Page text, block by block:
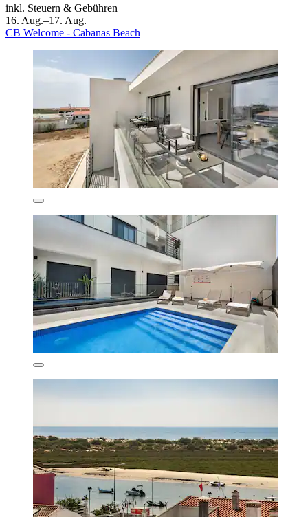
inkl. Steuern & Gebühren
16. Aug.–17. Aug.
CB Welcome - Cabanas Beach